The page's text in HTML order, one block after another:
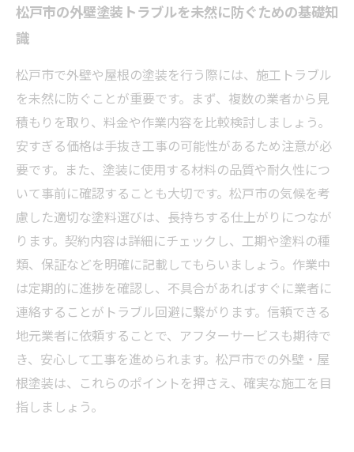
松戸市の外壁塗装トラブルを未然に防ぐための基礎知
識
松戸市で外壁や屋根の塗装を行う際には、施工トラブル
を未然に防ぐことが重要です。まず、複数の業者から見
積もりを取り、料金や作業内容を比較検討しましょう。
安すぎる価格は手抜き工事の可能性があるため注意が必
要です。また、塗装に使用する材料の品質や耐久性につ
いて事前に確認することも大切です。松戸市の気候を考
慮した適切な塗料選びは、長持ちする仕上がりにつなが
ります。契約内容は詳細にチェックし、工期や塗料の種
類、保証などを明確に記載してもらいましょう。作業中
は定期的に進捗を確認し、不具合があればすぐに業者に
連絡することがトラブル回避に繋がります。信頼できる
地元業者に依頼することで、アフターサービスも期待で
き、安心して工事を進められます。松戸市での外壁・屋
根塗装は、これらのポイントを押さえ、確実な施工を目
指しましょう。